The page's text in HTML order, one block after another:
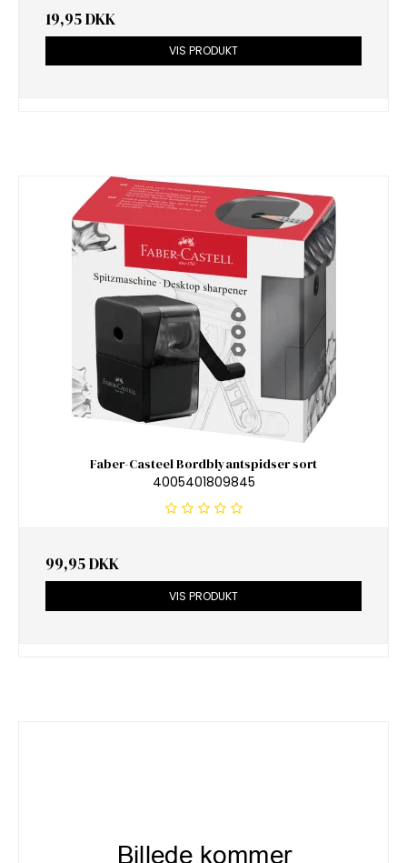
19,95 DKK
VIS PRODUKT
Faber-Casteel Bordblyantspidser sort
4005401809845
99,95 DKK
VIS PRODUKT